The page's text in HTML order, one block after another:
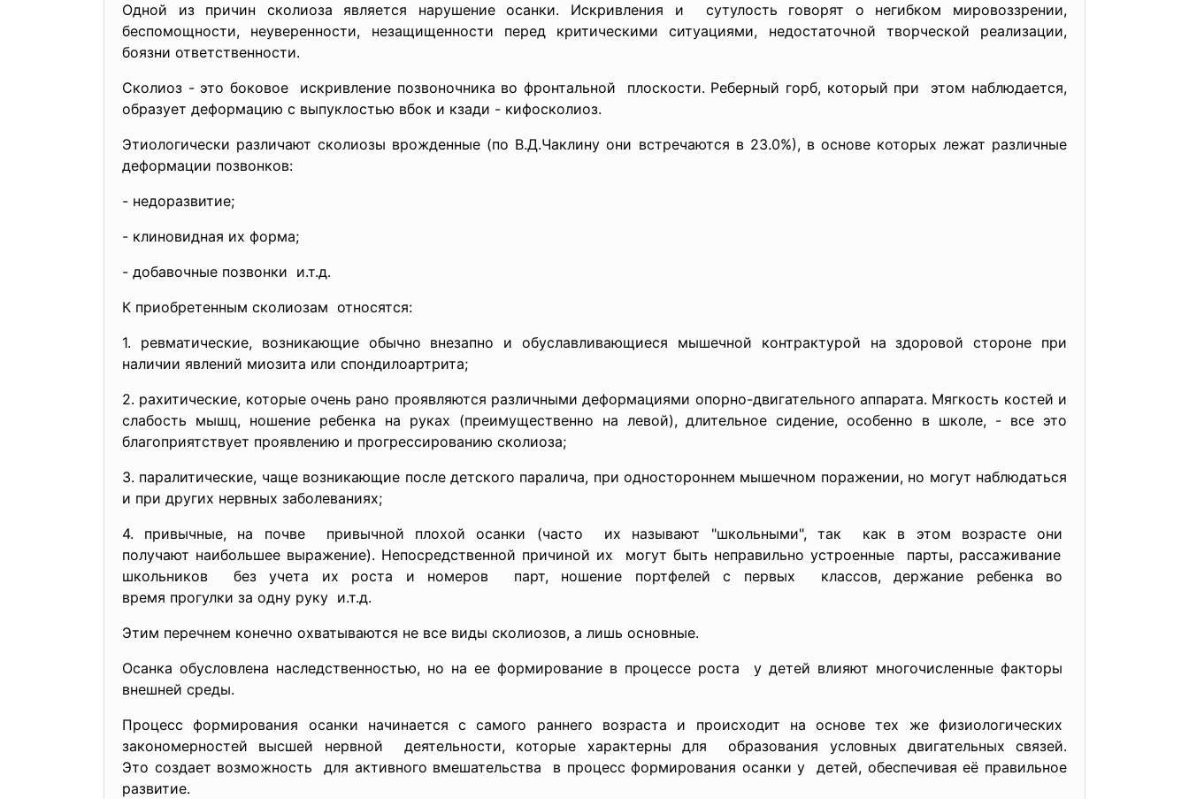
Одной из причин сколиоза является нарушение осанки. Искривления и сутулость говорят о негибком мировоззрении,
беспомощности, неуверенности, незащищенности перед критическими ситуациями, недостаточной творческой реализации,
боязни ответственности.
Сколиоз - это боковое искривление позвоночника во фронтальной плоскости. Реберный горб, который при этом наблюдается,
образует деформацию с выпуклостью вбок и кзади - кифосколиоз.
Этиологически различают сколиозы врожденные (по В.Д.Чаклину они встречаются в 23.0%), в основе которых лежат различные
деформации позвонков:
- недоразвитие;
- клиновидная их форма;
- добавочные позвонки и.т.д.
К приобретенным сколиозам относятся:
1. ревматические, возникающие обычно внезапно и обуславливающиеся мышечной контрактурой на здоровой стороне при
наличии явлений миозита или спондилоартрита;
2. рахитические, которые очень рано проявляются различными деформациями опорно-двигательного аппарата. Мягкость костей и
слабость мышц, ношение ребенка на руках (преимущественно на левой), длительное сидение, особенно в школе, - все это
благоприятствует проявлению и прогрессированию сколиоза;
3. паралитические, чаще возникающие после детского паралича, при одностороннем мышечном поражении, но могут наблюдаться
и при других нервных заболеваниях;
4. привычные, на почве привычной плохой осанки (часто их называют "школьными", так как в этом возрасте они
получают наибольшее выражение). Непосредственной причиной их могут быть неправильно устроенные парты, рассаживание
школьников без учета их роста и номеров парт, ношение портфелей с первых классов, держание ребенка во
время прогулки за одну руку и.т.д.
Этим перечнем конечно охватываются не все виды сколиозов, а лишь основные.
Осанка обусловлена наследственностью, но на ее формирование в процессе роста у детей влияют многочисленные факторы
внешней среды.
Процесс формирования осанки начинается с самого раннего возраста и происходит на основе тех же физиологических
закономерностей высшей нервной деятельности, которые характерны для образования условных двигательных связей.
Это создает возможность для активного вмешательства в процесс формирования осанки у детей, обеспечивая её правильное
развитие.